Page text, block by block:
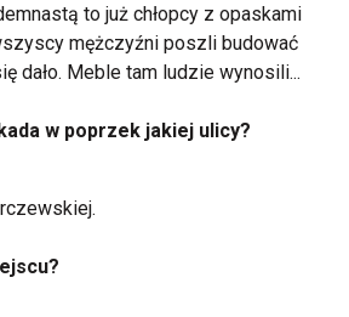
to już chłopcy z opaskami
mężczyźni poszli budować
dało. Meble tam ludzie wynosili...
w poprzek jakiej ulicy?